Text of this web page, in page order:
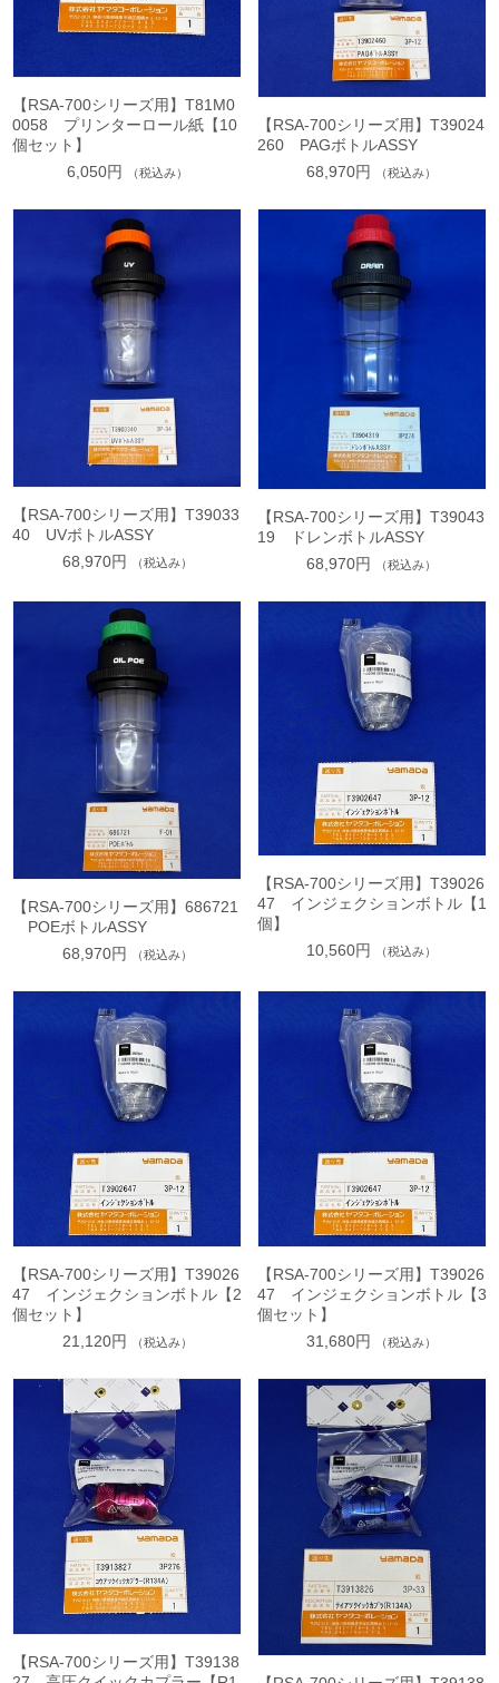
【RSA-700シリーズ用】T81M0
0058 プリンターロール紙【10
個セット】
6,050円
（税込み）
【RSA-700シリーズ用】T39024
260 PAGボトルASSY
68,970円
（税込み）
【RSA-700シリーズ用】T39033
40 UVボトルASSY
68,970円
（税込み）
【RSA-700シリーズ用】T39043
19 ドレンボトルASSY
68,970円
（税込み）
【RSA-700シリーズ用】686721
POEボトルASSY
68,970円
（税込み）
【RSA-700シリーズ用】T39026
47 インジェクションボトル【1
個】
10,560円
（税込み）
【RSA-700シリーズ用】T39026
47 インジェクションボトル【2
個セット】
21,120円
（税込み）
【RSA-700シリーズ用】T39026
47 インジェクションボトル【3
個セット】
31,680円
（税込み）
【RSA-700シリーズ用】T39138